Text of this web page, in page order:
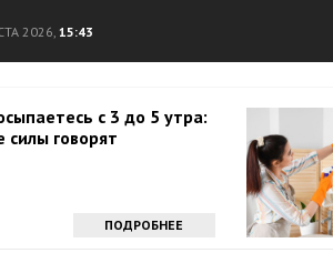
2026,15:43
с 3 до 5 утра:
силы говорят
ПОДРОБНЕЕ